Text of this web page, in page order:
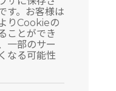
す。お客様は
りCookieの
ことができ
一部のサー
なる可能性